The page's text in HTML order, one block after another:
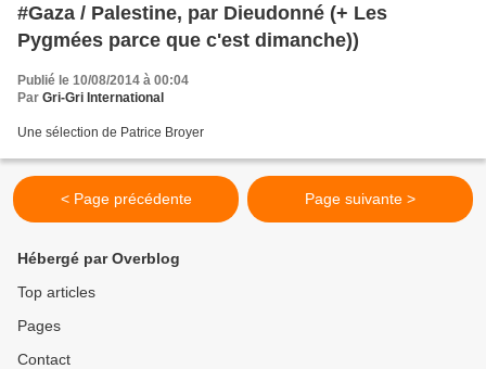
#Gaza / Palestine, par Dieudonné (+ Les
Pygmées parce que c'est dimanche))
Publié le 10/08/2014 à 00:04
Par Gri-Gri International
Une sélection de Patrice Broyer
< Page précédente Page suivante >
Hébergé par Overblog
Top articles
Pages
Contact